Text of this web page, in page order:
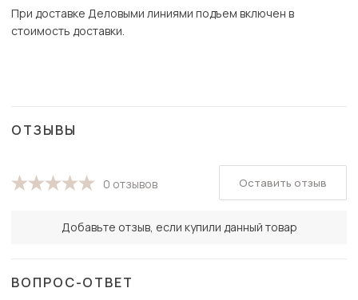
При доставке Деловыми линиями подъем включен в
стоимость доставки.
ОТЗЫВЫ
0 отзывов
Добавьте отзыв, если купили данный товар
Оставить отзыв
ВОПРОС-ОТВЕТ